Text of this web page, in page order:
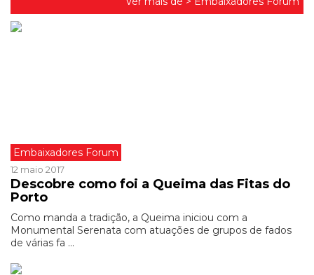
Embaixadores Forum
12 maio 2017
Descobre como foi a Queima das Fitas do
Porto
Como manda a tradição, a Queima iniciou com a
Monumental Serenata com atuações de grupos de fados
de várias fa ...